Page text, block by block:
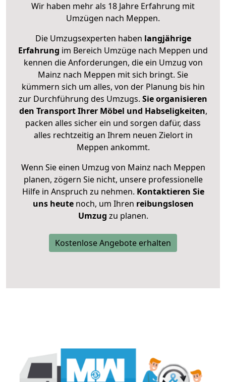
Wir haben mehr als 18 Jahre Erfahrung mit
Umzügen nach Meppen.
Die Umzugsexperten haben langjährige
Erfahrung im Bereich Umzüge nach Meppen und
kennen die Anforderungen, die ein Umzug von
Mainz nach Meppen mit sich bringt. Sie
kümmern sich um alles, von der Planung bis hin
zur Durchführung des Umzugs. Sie organisieren
den Transport Ihrer Möbel und Habseligkeiten,
packen alles sicher ein und sorgen dafür, dass
alles rechtzeitig an Ihrem neuen Zielort in
Meppen ankommt.
Wenn Sie einen Umzug von Mainz nach Meppen
planen, zögern Sie nicht, unsere professionelle
Hilfe in Anspruch zu nehmen. Kontaktieren Sie
uns heutenoch, um Ihren reibungslosen
Umzug zu planen.
Kostenlose Angebote erhalten